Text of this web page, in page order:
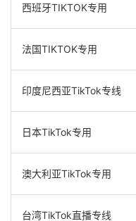
西班牙TIKTOK专用
法国TIKTOK专用
印度尼西亚TikTok专线
日本TikTok专用
澳大利亚TikTok专用
台湾TikTok直播专线